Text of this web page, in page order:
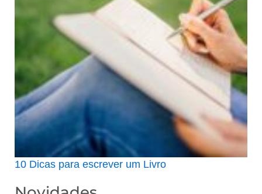
10 Dicas para escrever um Livro